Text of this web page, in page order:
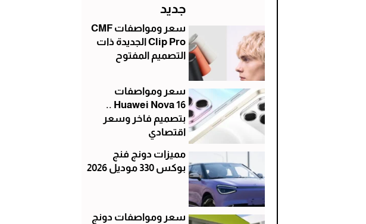
جديد
سعر ومواصفات CMF
Clip Pro الجديدة ذات
التصميم المفتوح
سعر ومواصفات
Huawei Nova 16 ..
بتصميم فاخر وسعر
اقتصادي
مميزات دونج فنج
بوكس 330 موديل 2026
سعر ومواصفات دونج